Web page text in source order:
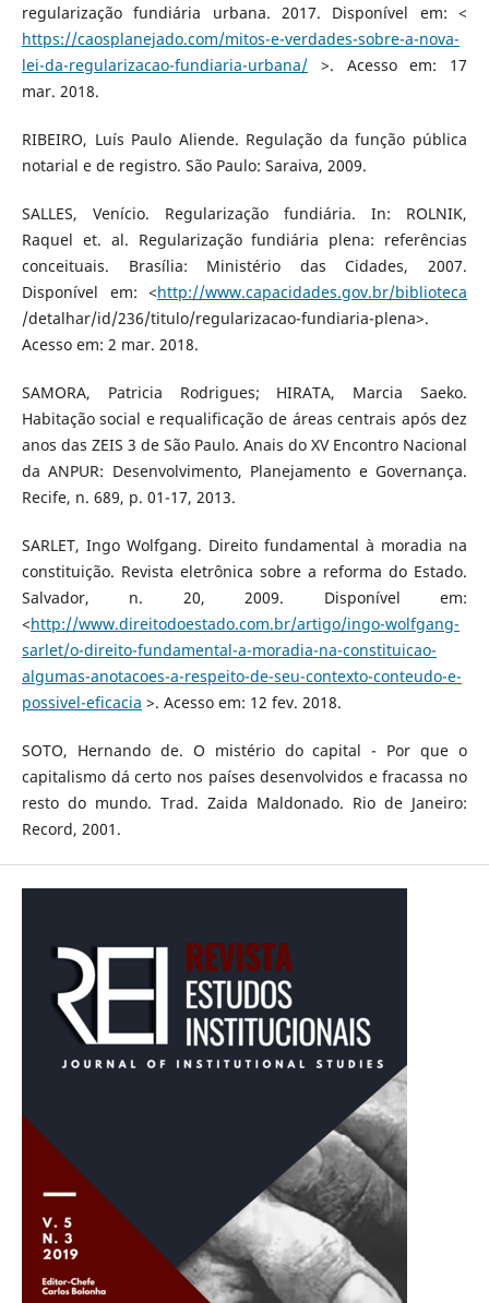
regularização fundiária urbana. 2017. Disponível em: <
https://caosplanejado.com/mitos-e-verdades-sobre-a-nova-
lei-da-regularizacao-fundiaria-urbana/>. Acesso em: 17
mar. 2018.
RIBEIRO, Luís Paulo Aliende. Regulação da função pública
notarial e de registro. São Paulo: Saraiva, 2009.
SALLES, Venício. Regularização fundiária. In: ROLNIK,
Raquel et. al. Regularização fundiária plena: referências
conceituais. Brasília: Ministério das Cidades, 2007.
Disponível em: <http://www.capacidades.gov.br/biblioteca
/detalhar/id/236/titulo/regularizacao-fundiaria-plena>.
Acesso em: 2 mar. 2018.
SAMORA, Patricia Rodrigues; HIRATA, Marcia Saeko.
Habitação social e requalificação de áreas centrais após dez
anos das ZEIS 3 de São Paulo. Anais do XV Encontro Nacional
da ANPUR: Desenvolvimento, Planejamento e Governança.
Recife, n. 689, p. 01-17, 2013.
SARLET, Ingo Wolfgang. Direito fundamental à moradia na
constituição. Revista eletrônica sobre a reforma do Estado.
Salvador, n. 20, 2009. Disponível em:
<http://www.direitodoestado.com.br/artigo/ingo-wolfgang-
sarlet/o-direito-fundamental-a-moradia-na-constituicao-
algumas-anotacoes-a-respeito-de-seu-contexto-conteudo-e-
possivel-eficacia >. Acesso em: 12 fev. 2018.
SOTO, Hernando de. O mistério do capital - Por que o
capitalismo dá certo nos países desenvolvidos e fracassa no
resto do mundo. Trad. Zaida Maldonado. Rio de Janeiro:
Record, 2001.